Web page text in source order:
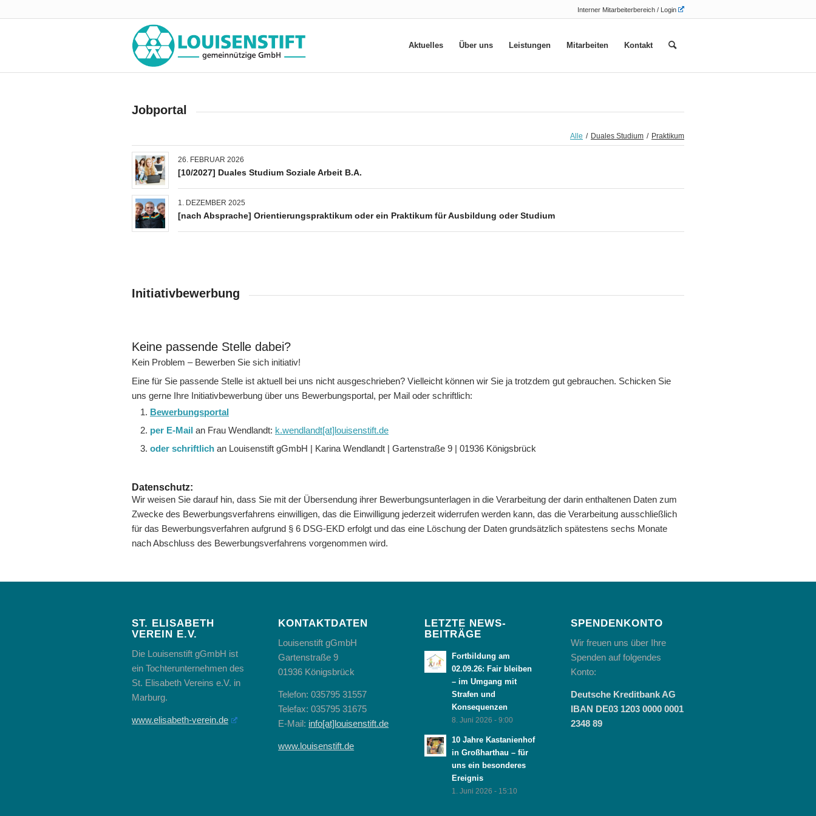
Interner Mitarbeiterbereich / Login
Aktuelles Über uns Leistungen Mitarbeiten Kontakt
Jobportal
Alle / Duales Studium / Praktikum
26. FEBRUAR 2026
[10/2027] Duales Studium Soziale Arbeit B.A.
1. DEZEMBER 2025
[nach Absprache] Orientierungspraktikum oder ein Praktikum für Ausbildung oder Studium
Initiativbewerbung
Keine passende Stelle dabei?
Kein Problem – Bewerben Sie sich initiativ!
Eine für Sie passende Stelle ist aktuell bei uns nicht ausgeschrieben? Vielleicht können wir Sie ja trotzdem gut gebrauchen. Schicken Sie
uns gerne Ihre Initiativbewerbung über uns Bewerbungsportal, per Mail oder schriftlich:
Bewerbungsportal
per E-Mail an Frau Wendlandt: k.wendlandt[at]louisenstift.de
oder schriftlich an Louisenstift gGmbH | Karina Wendlandt | Gartenstraße 9 | 01936 Königsbrück
Datenschutz:
Wir weisen Sie darauf hin, dass Sie mit der Übersendung ihrer Bewerbungsunterlagen in die Verarbeitung der darin enthaltenen Daten zum
Zwecke des Bewerbungsverfahrens einwilligen, das die Einwilligung jederzeit widerrufen werden kann, das die Verarbeitung ausschließlich
für das Bewerbungsverfahren aufgrund § 6 DSG-EKD erfolgt und das eine Löschung der Daten grundsätzlich spätestens sechs Monate
nach Abschluss des Bewerbungsverfahrens vorgenommen wird.
ST. ELISABETH
VEREIN E.V.
Die Louisenstift gGmbH ist
ein Tochterunternehmen des
St. Elisabeth Vereins e.V. in
Marburg.
www.elisabeth-verein.de
KONTAKTDATEN
Louisenstift gGmbH
Gartenstraße 9
01936 Königsbrück
Telefon: 035795 31557
Telefax: 035795 31675
E-Mail: info[at]louisenstift.de
www.louisenstift.de
LETZTE NEWS-
BEITRÄGE
Fortbildung am
02.09.26: Fair bleiben
– im Umgang mit
Strafen und
Konsequenzen
8. Juni 2026 - 9:00
10 Jahre Kastanienhof
in Großharthau – für
uns ein besonderes
Ereignis
1. Juni 2026 - 15:10
SPENDENKONTO
Wir freuen uns über Ihre
Spenden auf folgendes
Konto:
Deutsche Kreditbank AG
IBAN DE03 1203 0000 0001
2348 89